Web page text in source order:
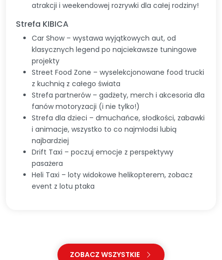
atrakcji i weekendowej rozrywki dla całej rodziny!
Strefa KIBICA
Car Show – wystawa wyjątkowych aut, od
klasycznych legend po najciekawsze tuningowe
projekty
Street Food Zone – wyselekcjonowane food trucki
z kuchnią z całego świata
Strefa partnerów – gadżety, merch i akcesoria dla
fanów motoryzacji (i nie tylko!)
Strefa dla dzieci – dmuchańce, słodkości, zabawki
i animacje, wszystko to co najmłodsi lubią
najbardziej
Drift Taxi – poczuj emocje z perspektywy
pasażera
Heli Taxi – loty widokowe helikopterem, zobacz
event z lotu ptaka
ZOBACZ WSZYSTKIE